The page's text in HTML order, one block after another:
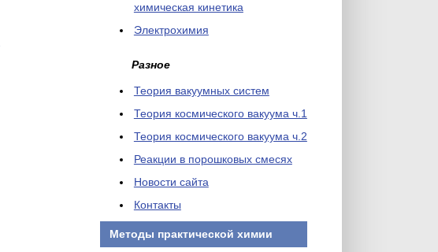
химическая кинетика
Электрохимия
Разное
Теория вакуумных систем
Теория космического вакуума ч.1
Теория космического вакуума ч.2
Реакции в порошковых смесях
Новости сайта
Контакты
Методы практической химии